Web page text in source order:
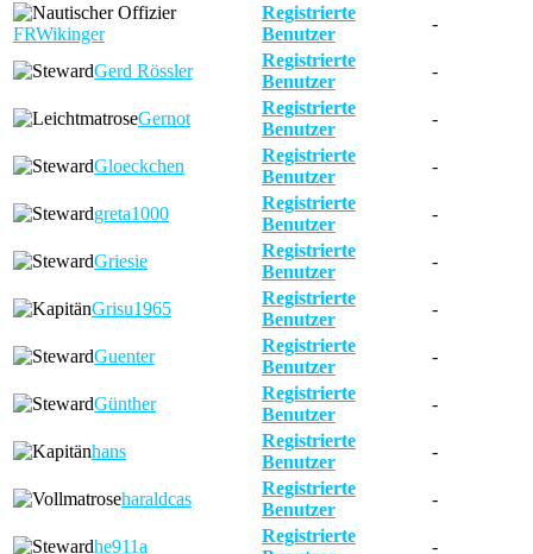
FRWikinger
Registrierte
Benutzer
-
Gerd Rössler
Registrierte
Benutzer
-
Gernot
Registrierte
Benutzer
-
Gloeckchen
Registrierte
Benutzer
-
greta1000
Registrierte
Benutzer
-
Griesie
Registrierte
Benutzer
-
Grisu1965
Registrierte
Benutzer
-
Guenter
Registrierte
Benutzer
-
Günther
Registrierte
Benutzer
-
hans
Registrierte
Benutzer
-
haraldcas
Registrierte
Benutzer
-
he911a
Registrierte
-